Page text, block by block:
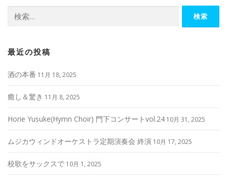
索:
最近の投稿
酒の本番 11月 18, 2025
癒し＆驚き 11月 8, 2025
Horie Yusuke(Hymn Choir) 門下コンサートvol.24 10月 31, 2025
ムジカウィンドオーケストラ定期演奏会 終演 10月 17, 2025
校歌をサックスで 10月 1, 2025